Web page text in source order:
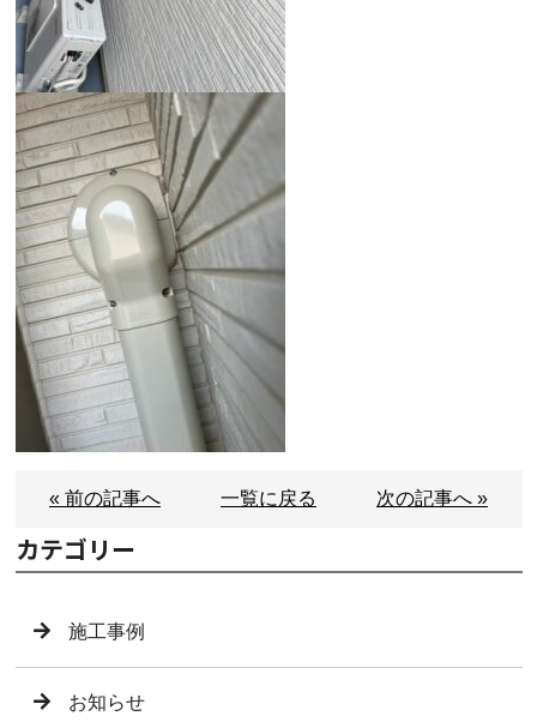
« 前の記事へ 一覧に戻る 次の記事へ »
カテゴリー
施工事例
お知らせ